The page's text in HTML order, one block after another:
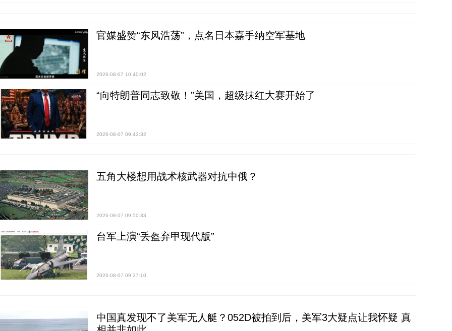
官媒盛赞“东风浩荡”，点名日本嘉手纳空军基地
2026-08-07 10:40:02
“向特朗普同志致敬！”美国，超级抹红大赛开始了
2026-08-07 09:43:32
五角大楼想用战术核武器对抗中俄？
2026-08-07 09:50:33
台军上演“丢盔弃甲现代版”
2026-08-07 09:37:10
中国真发现不了美军无人艇？052D被拍到后，美军3大疑点让我怀疑 真